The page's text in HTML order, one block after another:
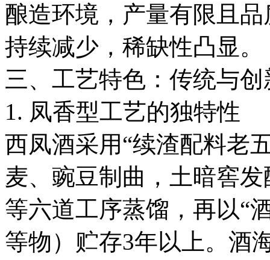
酿造环境，产量有限且
持续减少，稀缺性凸显。
三、工艺特色：传统与
1. 凤香型工艺的独特性
西凤酒采用“续渣配料老
麦、豌豆制曲，土暗窖
等六道工序蒸馏，再以“
等物）贮存3年以上。酒